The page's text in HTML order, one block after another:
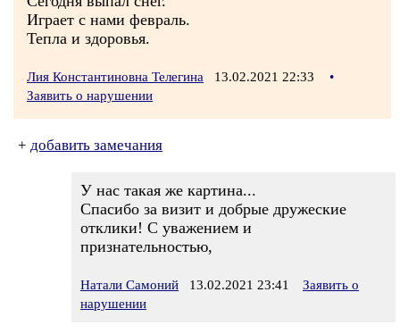
Играет с нами февраль.
Тепла и здоровья.
Лия Константиновна Телегина 13.02.2021 22:33
•
Заявить о нарушении
+ добавить замечания
У нас такая же картина...
Спасибо за визит и добрые дружеские
отклики! С уважением и
признательностью,
Натали Самоний 13.02.2021 23:41
Заявить о
нарушении